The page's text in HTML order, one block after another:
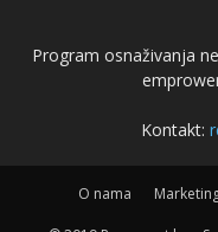
Program osnaživanja
Kontakt:
O nama